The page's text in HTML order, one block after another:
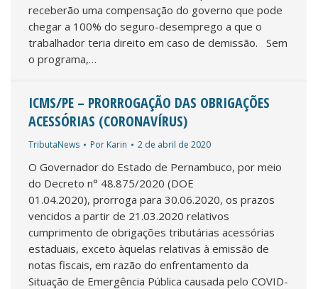
receberão uma compensação do governo que pode
chegar a 100% do seguro-desemprego a que o
trabalhador teria direito em caso de demissão. Sem
o programa,…
ICMS/PE – PRORROGAÇÃO DAS OBRIGAÇÕES
ACESSÓRIAS (CORONAVÍRUS)
TributaNews Por Karin 2 de abril de 2020
O Governador do Estado de Pernambuco, por meio
do Decreto n° 48.875/2020 (DOE
01.04.2020), prorroga para 30.06.2020, os prazos
vencidos a partir de 21.03.2020 relativos
cumprimento de obrigações tributárias acessórias
estaduais, exceto àquelas relativas à emissão de
notas fiscais, em razão do enfrentamento da
Situação de Emergência Pública causada pelo COVID-